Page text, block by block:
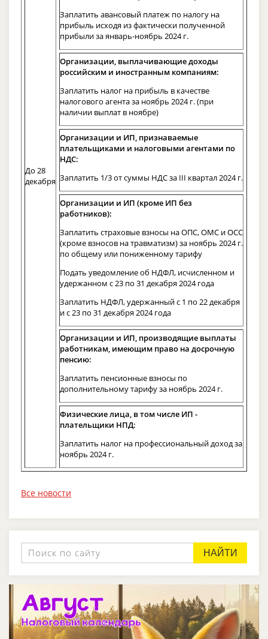
До 28
декабря
Заплатить авансовый платеж по налогу на
прибыль исходя из фактически полученной
прибыли за январь-ноябрь 2024 г.
Организации, выплачивающие доходы
российским и иностранным компаниям:
Заплатить налог на прибыль в качестве
налогового агента за ноябрь 2024 г. (при
наличии выплат в ноябре)
Организации и ИП, признаваемые
плательщиками и налоговыми агентами по
НДС:
Заплатить 1/3 от суммы НДС за III квартал 2024 г.
Организации и ИП (кроме ИП без
работников):
Заплатить страховые взносы на ОПС, ОМС и ОСС
(кроме взносов на травматизм) за ноябрь 2024 г.
по общему или пониженному тарифу
Подать уведомление об НДФЛ, исчисленном и
удержанном с 23 по 31 декабря 2024 года
Заплатить НДФЛ, удержанный с 1 по 22 декабря
и с 23 по 31 декабря 2024 года
Организации и ИП, производящие выплаты
работникам, имеющим право на досрочную
пенсию:
Заплатить пенсионные взносы по
дополнительному тарифу за ноябрь 2024 г.
Физические лица, в том числе ИП -
плательщики НПД:
Заплатить налог на профессиональный доход за
ноябрь 2024 г.
Все новости
НАЙТИ